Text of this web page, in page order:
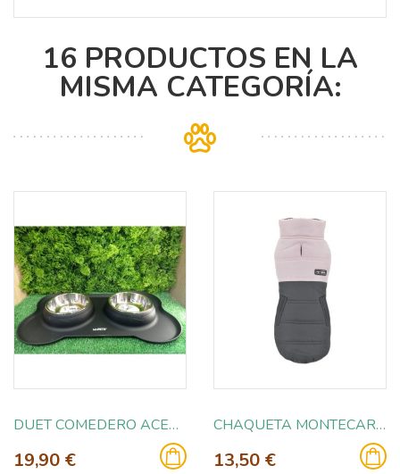
16 PRODUCTOS EN LA
MISMA CATEGORÍA:
DUET COMEDERO ACERO Y SILICONA NEGRO 400ML
19,90 €
CHAQUETA MONTECARLO ROSA 30CM
13,50 €